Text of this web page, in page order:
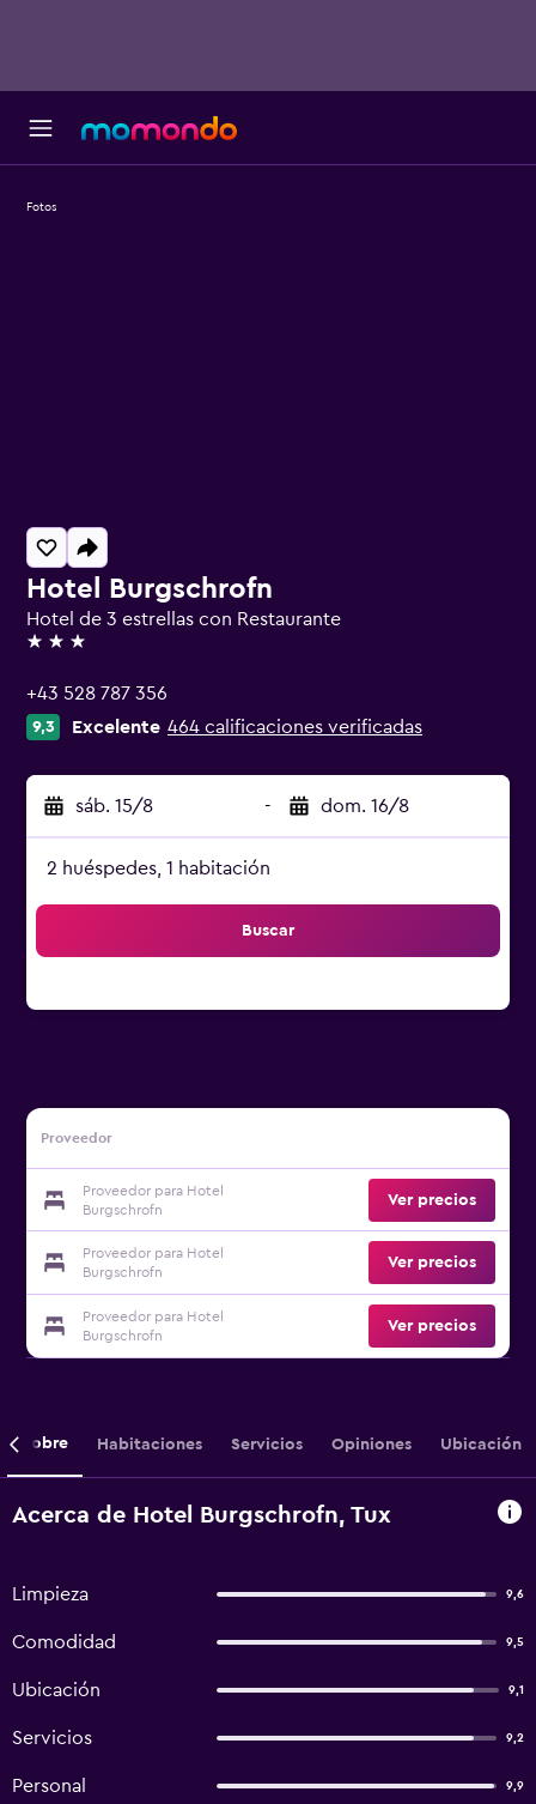
Hotel Burgschrofn
Hotel de 3 estrellas con Restaurante
3 estrellas
+43 528 787 356
9,3 Excelente 464 calificaciones verificadas
sáb. 15/8 - dom. 16/8
2 huéspedes, 1 habitación
Buscar
Proveedor
Proveedor para Hotel
Burgschrofn
Ver precios
Proveedor para Hotel
Burgschrofn
Ver precios
Proveedor para Hotel
Burgschrofn
Ver precios
Fotos
Sobre Habitaciones Servicios Opiniones Ubicación
Acerca de Hotel Burgschrofn, Tux
Limpieza 9,6
Comodidad 9,5
Ubicación 9,1
Servicios 9,2
Personal 9,9